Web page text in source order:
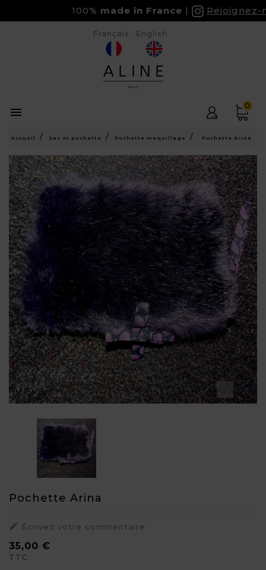
100%made in France Rejoignez-
 0
Français English
Accueil Sac et pochette Pochette maquillage Pochette Arina

Pochette Arina
 Écrivez votre commentaire
35,00 €
TTC